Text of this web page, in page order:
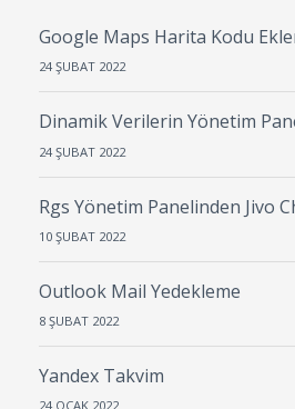
Google Maps Harita Kodu
24 ŞUBAT 2022
Dinamik Verilerin Yönetim
24 ŞUBAT 2022
Rgs Yönetim Panelinden Jivo
10 ŞUBAT 2022
Outlook Mail Yedekleme
8 ŞUBAT 2022
Yandex Takvim
24 OCAK 2022